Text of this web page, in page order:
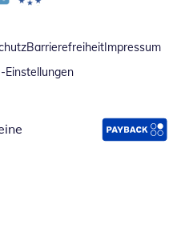
Fenster
Öffnet in neuem Fenster
BarrierefreiheitImpressum
Einstellungen